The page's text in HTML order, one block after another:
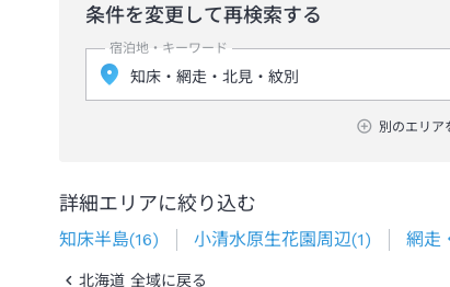
条件を変更して再検索する
宿泊地・キーワード
別のエリア
詳細エリアに絞り込む
知床半島(16) 小清水原生花園周辺(1) 網走
北海道 全域に戻る